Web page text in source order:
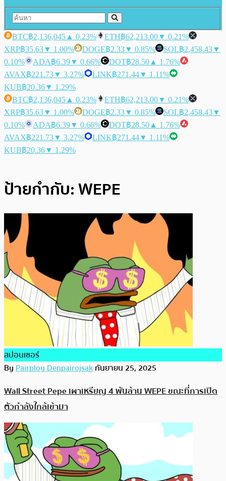
BTC฿2,136,045 ▲ 0.23% ETH฿62,213.00▼ 0.21%
XRP฿35.63▼ 1.00% DOGE฿2.33▼ 0.85% SOL฿2,458.43▼
0.10%
ADA฿6.39▼ 0.66% DOT฿28.50 ▲ 1.76%
AVAX฿221.73▼ 3.27% LINK฿271.44▼ 1.11%
KUB฿20.36▼ 1.29%
BTC฿2,136,045 ▲ 0.23% ETH฿62,213.00▼ 0.21%
XRP฿35.63▼ 1.00% DOGE฿2.33▼ 0.85% SOL฿2,458.43▼
0.10%
ADA฿6.39▼ 0.66% DOT฿28.50 ▲ 1.76%
AVAX฿221.73▼ 3.27% LINK฿271.44▼ 1.11%
KUB฿20.36▼ 1.29%
ป้ายกำกับ:WEPE
สปอนเซอร์
ByPairploy Denpairojsakกันยายน 25, 2025
Wall Street Pepe เผาเหรียญ 4 พันล้าน WEPE ขณะที่การเปิด
ตัวกำลังใกล้เข้ามา